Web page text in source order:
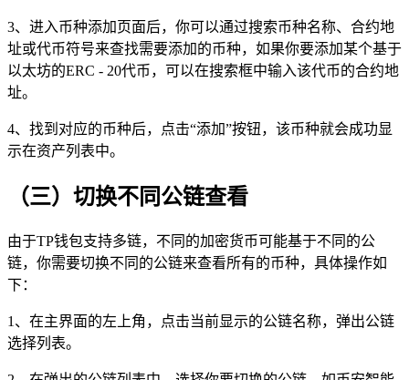
3、进入币种添加页面后，你可以通过搜索币种名称、合约地
址或代币符号来查找需要添加的币种，如果你要添加某个基于
以太坊的ERC - 20代币，可以在搜索框中输入该代币的合约地
址。
4、找到对应的币种后，点击“添加”按钮，该币种就会成功显
示在资产列表中。
（三）切换不同公链查看
由于TP钱包支持多链，不同的加密货币可能基于不同的公
链，你需要切换不同的公链来查看所有的币种，具体操作如
下：
1、在主界面的左上角，点击当前显示的公链名称，弹出公链
选择列表。